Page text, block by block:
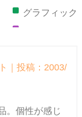
グラフィック
｜投稿：2003/
。個性が感じ